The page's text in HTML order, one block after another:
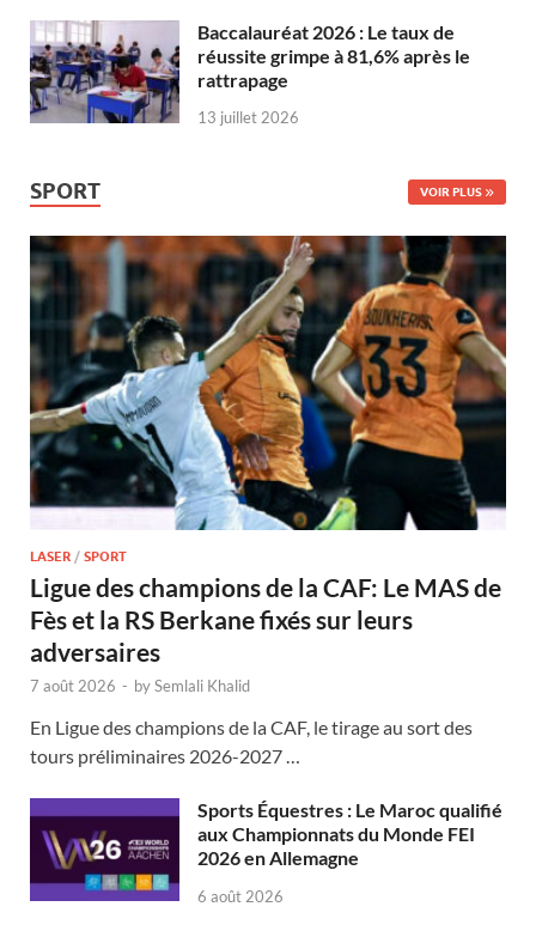
Baccalauréat 2026 : Le taux de
réussite grimpe à 81,6% après le
rattrapage
13 juillet 2026
SPORT VOIR PLUS
LASER / SPORT
Ligue des champions de la CAF: Le MAS de
Fès et la RS Berkane fixés sur leurs
adversaires
7 août 2026 - bySemlali Khalid
En Ligue des champions de la CAF, le tirage au sort des
tours préliminaires 2026-2027 …
Sports Équestres : Le Maroc qualifié
aux Championnats du Monde FEI
2026 en Allemagne
6 août 2026